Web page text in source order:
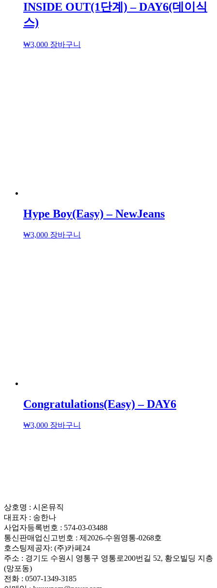
INSIDE OUT(1단계) – DAY6(데이식
스)
₩3,000 장바구니
Hype Boy(Easy) – NewJeans
₩3,000 장바구니
Congratulations(Easy) – DAY6
₩3,000 장바구니
상호명 : 시온뮤직
대표자 : 송한나
사업자등록번호 : 574-03-03488
통신판매업신고번호 : 제2026-수원영통-0268호
호스팅제공자: (주)카페24
주소 : 경기도 수원시 영통구 영통로200번길 52, 황오빌딩 지층
(망포동)
전화 : 0507-1349-3185